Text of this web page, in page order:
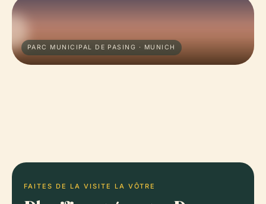
PARC MUNICIPAL DE PASING · MUNICH
FAITES DE LA VISITE LA VÔTRE